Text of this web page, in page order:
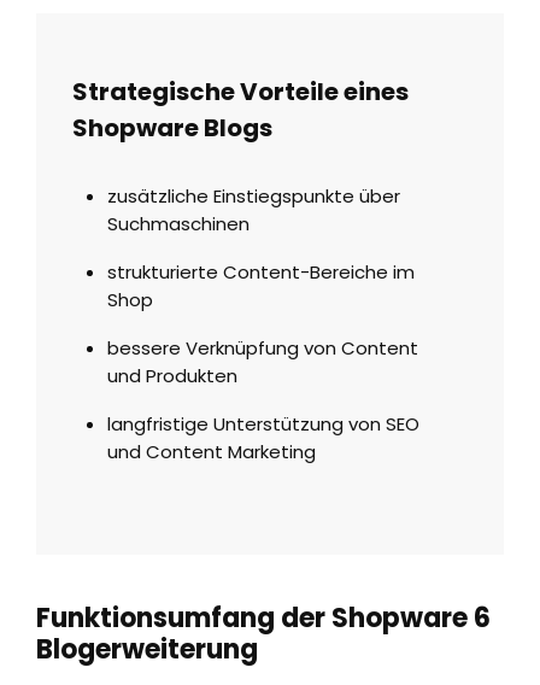
Strategische Vorteile eines
Shopware Blogs
zusätzliche Einstiegspunkte über
Suchmaschinen
strukturierte Content-Bereiche im
Shop
bessere Verknüpfung von Content
und Produkten
langfristige Unterstützung von SEO
und Content Marketing
Funktionsumfang der Shopware 6
Blogerweiterung